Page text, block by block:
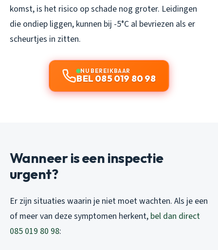
komst, is het risico op schade nog groter. Leidingen
die ondiep liggen, kunnen bij -5°C al bevriezen als er
scheurtjes in zitten.
NU BEREIKBAAR
BEL 085 019 80 98
Wanneer is een inspectie
urgent?
Er zijn situaties waarin je niet moet wachten. Als je een
of meer van deze symptomen herkent, bel dan direct
085 019 80 98: